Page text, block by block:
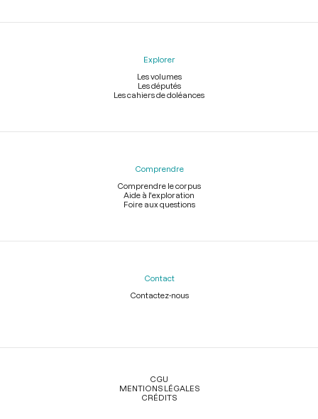
Explorer
Les volumes
Les députés
Les cahiers de doléances
Comprendre
Comprendre le corpus
Aide à l'exploration
Foire aux questions
Contact
Contactez-nous
Légal
CGU
MENTIONS LÉGALES
CRÉDITS